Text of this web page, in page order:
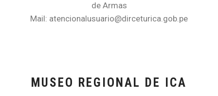
de Armas
Mail: atencionalusuario@dirceturica.gob.pe
MUSEO REGIONAL DE ICA